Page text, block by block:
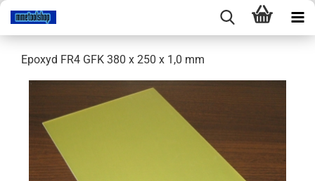
Epoxyd FR4 GFK 380 x 250 x 1,0 mm